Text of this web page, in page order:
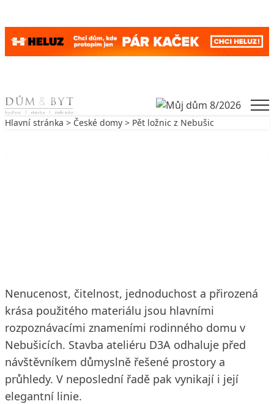
Skip to content
Hlavní stránka > České domy > Pět ložnic z Nebušic
Nenucenost, čitelnost, jednoduchost a přirozená
krása použitého materiálu jsou hlavními
rozpoznávacími znameními rodinného domu v
Nebušicích. Stavba ateliéru D3A odhaluje před
návštěvníkem důmyslně řešené prostory a
průhledy. V neposlední řadě pak vynikají i její
elegantní linie.